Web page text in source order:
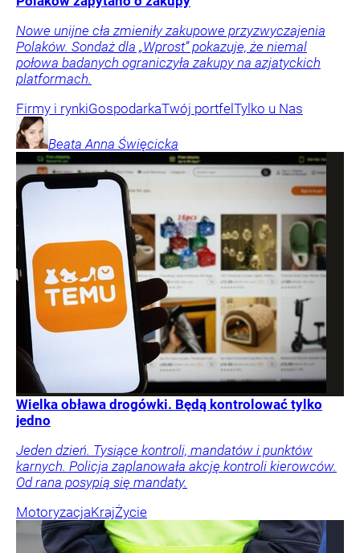
Nowe unijne cła zmieniły zakupowe przyzwyczajenia
Polaków. Sondaż dla „Wprost” pokazuje, że niemal
połowa badanych ograniczyła zakupy na azjatyckich
platformach.
Firmy i rynkiGospodarkaTwój portfelTylko u Nas
Beata Anna Święcicka
Wielka obława drogówki. Będą kontrolować tylko
jedno
Jeden dzień. Tysiące kontroli, mandatów i punktów
karnych. Policja zaplanowała akcję kontroli kierowców.
Od rana posypią się mandaty.
MotoryzacjaKrajŻycie